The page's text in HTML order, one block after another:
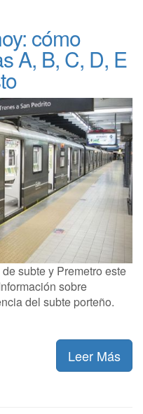
cómo
A, B, C, D, E
subte y Premetro este
sobre
del subte porteño.
Leer Más